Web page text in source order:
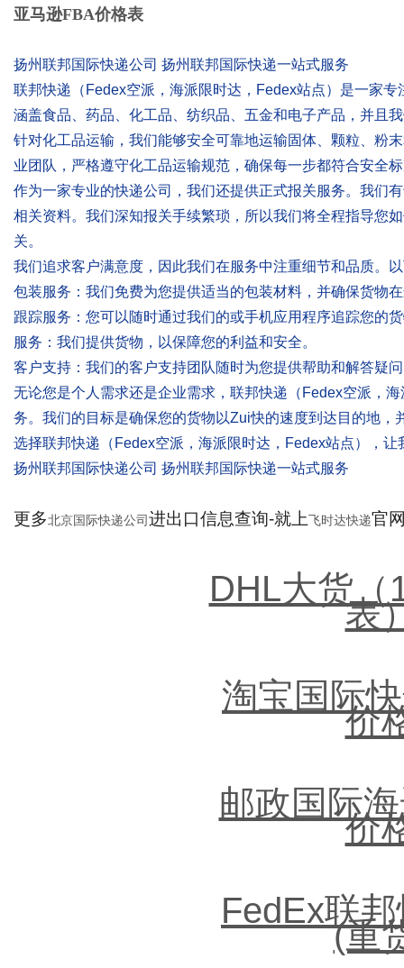
亚马逊FBA价格表
扬州联邦国际快递公司 扬州联邦国际快递一站式服务
联邦快递（Fedex空派，海派限时达，Fedex站点）是一家
涵盖食品、药品、化工品、纺织品、五金和电子产品，并且
针对化工品运输，我们能够安全可靠地运输固体、颗粒、粉
业团队，严格遵守化工品运输规范，确保每一步都符合安全
作为一家专业的快递公司，我们还提供正式报关服务。我们
相关资料。我们深知报关手续繁琐，所以我们将全程指导您
关。
我们追求客户满意度，因此我们在服务中注重细节和品质。
包装服务：我们免费为您提供适当的包装材料，并确保货物
跟踪服务：您可以随时通过我们的或手机应用程序追踪您的
服务：我们提供货物，以保障您的利益和安全。
客户支持：我们的客户支持团队随时为您提供帮助和解答疑
无论您是个人需求还是企业需求，联邦快递（Fedex空派，
务。我们的目标是确保您的货物以Zui快的速度到达目的地，
选择联邦快递（Fedex空派，海派限时达，Fedex站点），
扬州联邦国际快递公司 扬州联邦国际快递一站式服务
更多北京国际快递公司进出口信息查询-就上飞时达快递官
DHL大货（
表
淘宝国际
价
邮政国际
价
FedEx联
(重